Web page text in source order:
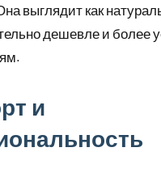
выглядит как
дешевле и более
и